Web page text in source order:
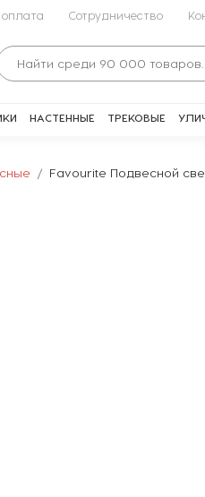
Сотрудничество
НАСТЕННЫЕ ТРЕКОВЫЕ
Favourite Подвесной